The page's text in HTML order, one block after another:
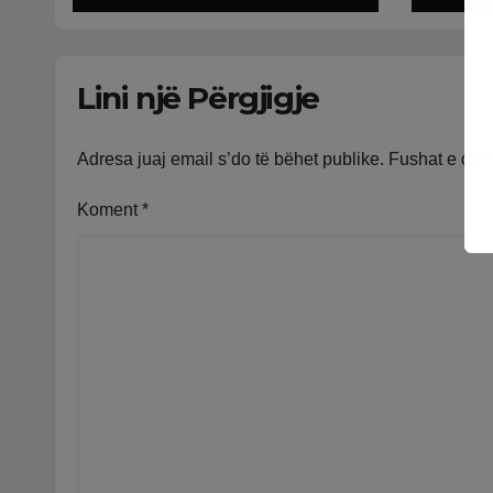
Lushnjë. Tensionet
dhe benzinën në
vend
Lini një Përgjigje
Adresa juaj email s’do të bëhet publike. Fushat e
Koment *